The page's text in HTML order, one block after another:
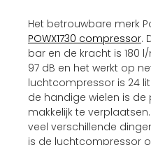
Het betrouwbare merk
POWX1730 compressor.
bar en de kracht is 180
97 dB en het werkt op
luchtcompressor is 24
de handige wielen is
makkelijk te
veel verschillende
is de luchtcompressor